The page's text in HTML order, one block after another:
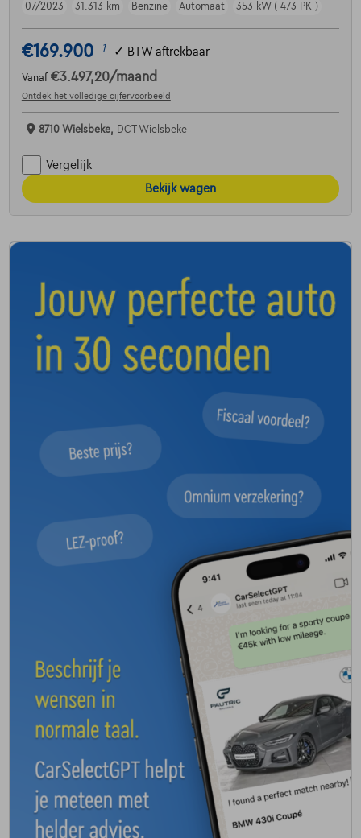
07/2023
31.313 km Benzine Automaat 353 kW ( 473 PK )
€169.900 1 ✓ BTW aftrekbaar
Vanaf €3.497,20/maand
Ontdek het volledige cijfervoorbeeld
8710 Wielsbeke, DCT Wielsbeke
Vergelijk
Bekijk wagen